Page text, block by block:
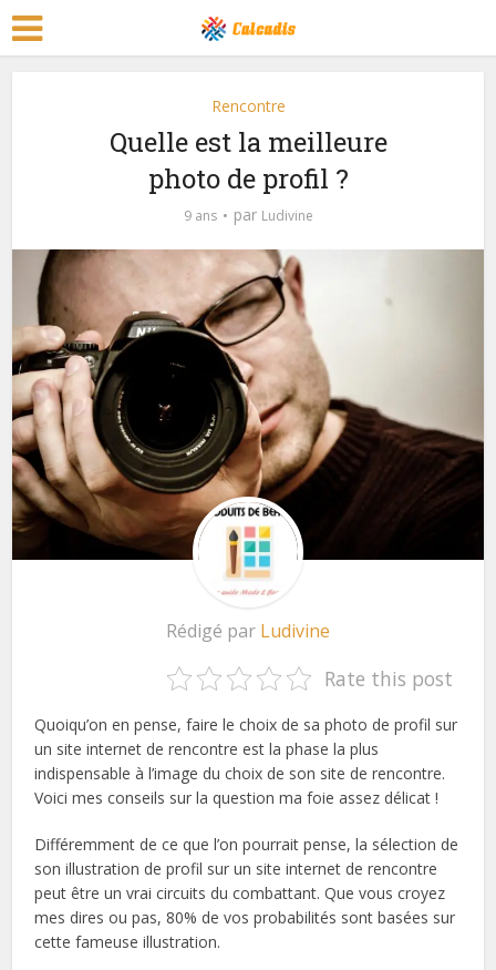
Rencontre
Quelle est la meilleure
photo de profil ?
9 ans par Ludivine
Rédigé par Ludivine
Rate this post
Quoiqu’on en pense, faire le choix de sa photo de profil sur
un site internet de rencontre est la phase la plus
indispensable à l’image du choix de son site de rencontre.
Voici mes conseils sur la question ma foie assez délicat !
Différemment de ce que l’on pourrait pense, la sélection de
son illustration de profil sur un site internet de rencontre
peut être un vrai circuits du combattant. Que vous croyez
mes dires ou pas, 80% de vos probabilités sont basées sur
cette fameuse illustration.